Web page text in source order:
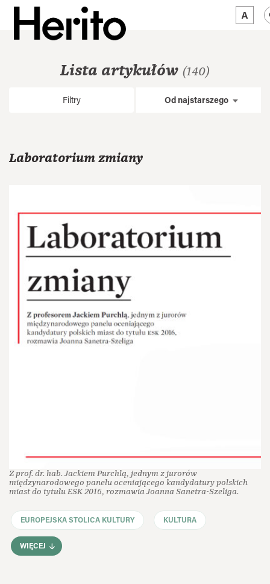
MAMY NA OKULista artykułów (140)
Filtry Od najstarszego
Laboratorium zmiany
Z prof. dr. hab. Jackiem Purchlą, jednym z jurorów
międzynarodowego panelu oceniającego kandydatury polskich
miast do tytułu ESK 2016, rozmawia Joanna Sanetra-Szeliga.
EUROPEJSKA STOLICA KULTURY KULTURA
WIĘCEJ